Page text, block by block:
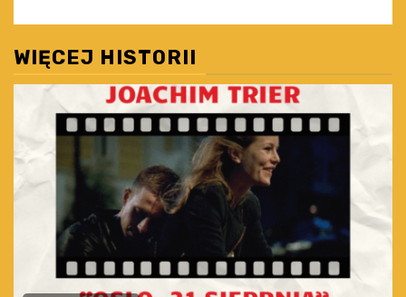
WIĘCEJ HISTORII